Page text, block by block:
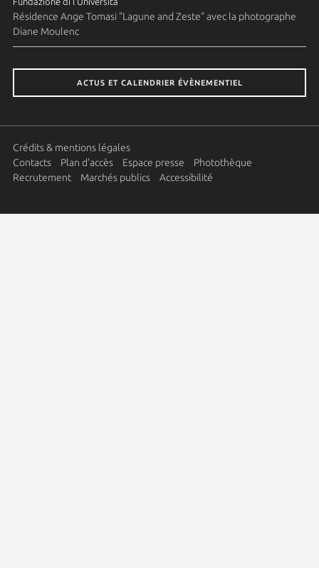
Résidence Ange Tomasi "Lagune and Zeste" avec la photographe
Diane Moulenc
ACTUS ET CALENDRIER ÉVÈNEMENTIEL
Crédits & mentions légales
Contacts
Plan d'accès Espace presse
Photothèque
Recrutement
Marchés publics Accessibilité